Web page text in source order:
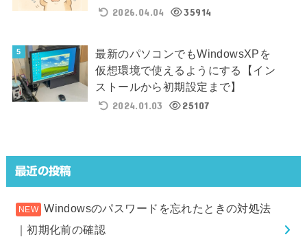
2026.04.04
35914
最新のパソコンでもWindowsXPを
仮想環境で使えるようにする【イン
ストールから初期設定まで】
2024.01.03
25107
最近の投稿
Windowsのパスワードを忘れたときの対処法
｜初期化前の確認